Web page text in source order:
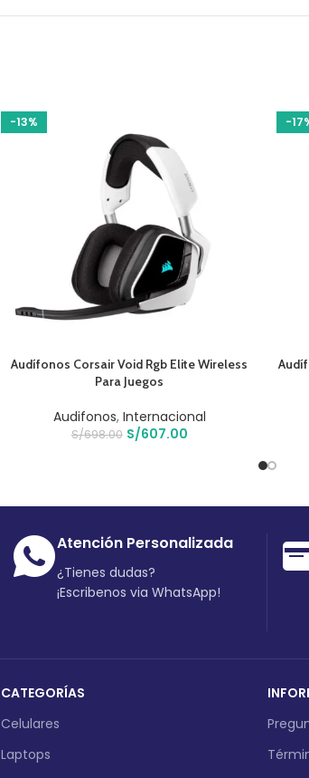
-13%
AÑADIR AL CARRITO
Audífonos Corsair Void Rgb Elite Wireless
Para Juegos
Audifonos, Internacional
S/698.00 S/607.00
-
Atención Personalizada
¿Tienes dudas?
¡Escribenos via WhatsApp!
CATEGORÍAS
Celulares
Laptops